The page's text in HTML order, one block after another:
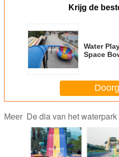
Krijg de
Water
Space
Meer De dia van het waterpark